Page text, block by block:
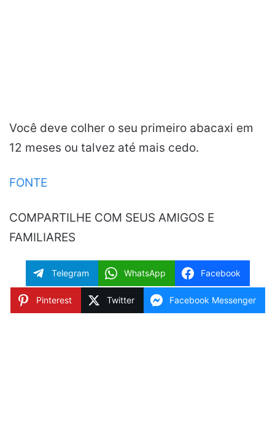
Você deve colher o seu primeiro abacaxi em
12 meses ou talvez até mais cedo.
FONTE
COMPARTILHE COM SEUS AMIGOS E
FAMILIARES
Telegram WhatsApp Facebook
Pinterest Twitter Facebook Messenger